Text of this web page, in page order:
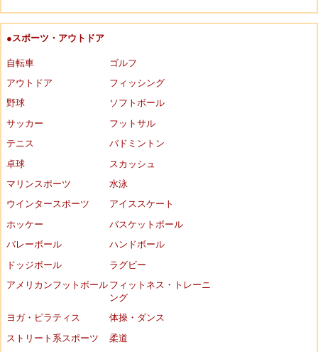
●スポーツ・アウトドア
自転車
ゴルフ
アウトドア
フィッシング
野球
ソフトボール
サッカー
フットサル
テニス
バドミントン
卓球
スカッシュ
マリンスポーツ
水泳
ウインタースポーツ
アイススケート
ホッケー
バスケットボール
バレーボール
ハンドボール
ドッジボール
ラグビー
アメリカンフットボール フィットネス・トレーニ
ング
ヨガ・ピラティス
体操・ダンス
ストリート系スポーツ
柔道